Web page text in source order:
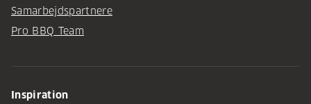
Samarbejdspartnere
Pro BBQ Team
Inspiration